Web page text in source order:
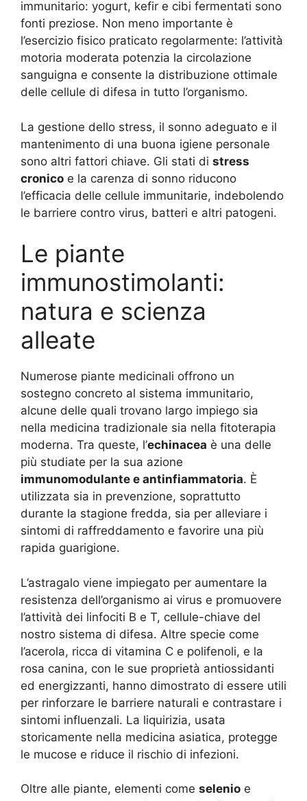
immunitario: yogurt, kefir e cibi fermentati sono
fonti preziose. Non meno importante è
l’esercizio fisico praticato regolarmente: l’attività
motoria moderata potenzia la circolazione
sanguigna e consente la distribuzione ottimale
delle cellule di difesa in tutto l’organismo.
La gestione dello stress, il sonno adeguato e il
mantenimento di una buona igiene personale
sono altri fattori chiave. Gli stati di stress
cronico e la carenza di sonno riducono
l’efficacia delle cellule immunitarie, indebolendo
le barriere contro virus, batteri e altri patogeni.
Le piante
immunostimolanti:
natura e scienza
alleate
Numerose piante medicinali offrono un
sostegno concreto al sistema immunitario,
alcune delle quali trovano largo impiego sia
nella medicina tradizionale sia nella fitoterapia
moderna. Tra queste, l’echinacea è una delle
più studiate per la sua azione
immunomodulante e antinfiammatoria. È
utilizzata sia in prevenzione, soprattutto
durante la stagione fredda, sia per alleviare i
sintomi di raffreddamento e favorire una più
rapida guarigione.
L’astragalo viene impiegato per aumentare la
resistenza dell’organismo ai virus e promuovere
l’attività dei linfociti B e T, cellule-chiave del
nostro sistema di difesa. Altre specie come
l’acerola, ricca di vitamina C e polifenoli, e la
rosa canina, con le sue proprietà antiossidanti
ed energizzanti, hanno dimostrato di essere utili
per rinforzare le barriere naturali e contrastare i
sintomi influenzali. La liquirizia, usata
storicamente nella medicina asiatica, protegge
le mucose e riduce il rischio di infezioni.
Oltre alle piante, elementi come selenio e